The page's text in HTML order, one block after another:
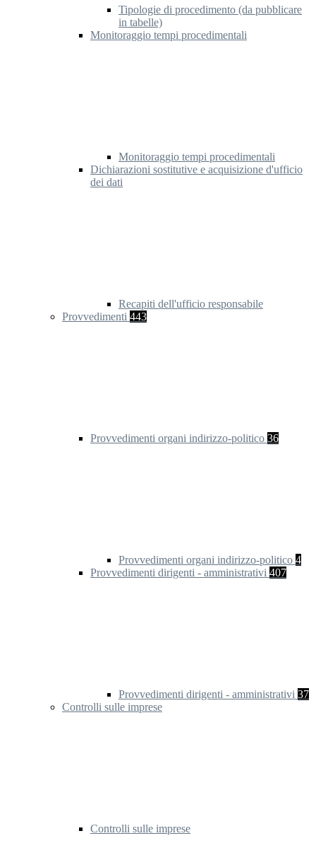
Tipologie di procedimento (da pubblicare
in tabelle)
Monitoraggio tempi procedimentali
Monitoraggio tempi procedimentali
Dichiarazioni sostitutive e acquisizione d'ufficio
dei dati
Recapiti dell'ufficio responsabile
Provvedimenti 443
Provvedimenti organi indirizzo-politico 36
Provvedimenti organi indirizzo-politico 4
Provvedimenti dirigenti - amministrativi 407
Provvedimenti dirigenti - amministrativi 37
Controlli sulle imprese
Controlli sulle imprese